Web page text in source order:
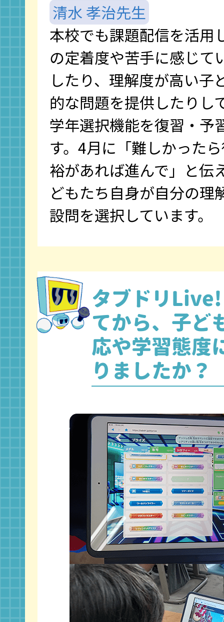
清水 孝治先生
本校でも課題配信を活用
の定着度や苦手に感じて
したり、理解度が高い子
的な問題を提供したりし
学年選択機能を復習・予
す。4月に「難しかった
裕があれば進んで」と伝
どもたち自身が自分の理
設問を選択しています。
タブドリ
てから、子ど
応や学習態度
りましたか？